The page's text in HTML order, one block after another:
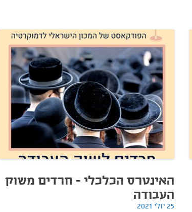
האינטרס הכלכלי - חרדים משוק
העבודה
25 יולי 2021